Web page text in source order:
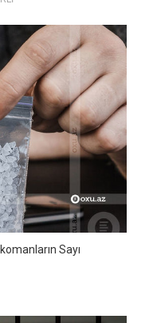
Sayı